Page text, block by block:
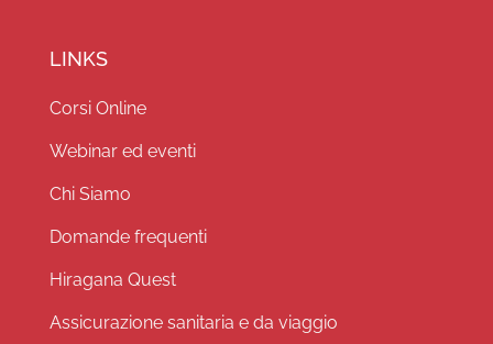
LINKS
Corsi Online
Webinar ed eventi
Chi Siamo
Domande frequenti
Hiragana Quest
Assicurazione sanitaria e da viaggio